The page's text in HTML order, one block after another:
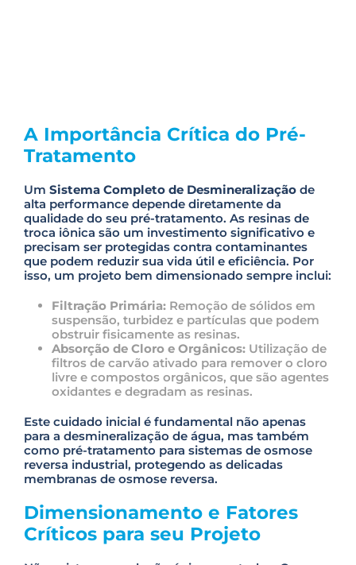
A Importância Crítica do Pré-
Tratamento
Um Sistema Completo de Desmineralização de
alta performance depende diretamente da
qualidade do seu pré-tratamento. As resinas de
troca iônica são um investimento significativo e
precisam ser protegidas contra contaminantes
que podem reduzir sua vida útil e eficiência. Por
isso, um projeto bem dimensionado sempre inclui:
Filtração Primária: Remoção de sólidos em
suspensão, turbidez e partículas que podem
obstruir fisicamente as resinas.
Absorção de Cloro e Orgânicos: Utilização de
filtros de carvão ativado para remover o cloro
livre e compostos orgânicos, que são agentes
oxidantes e degradam as resinas.
Este cuidado inicial é fundamental não apenas
para a desmineralização de água, mas também
como pré-tratamento para sistemas de osmose
reversa industrial, protegendo as delicadas
membranas de osmose reversa.
Dimensionamento e Fatores
Críticos para seu Projeto